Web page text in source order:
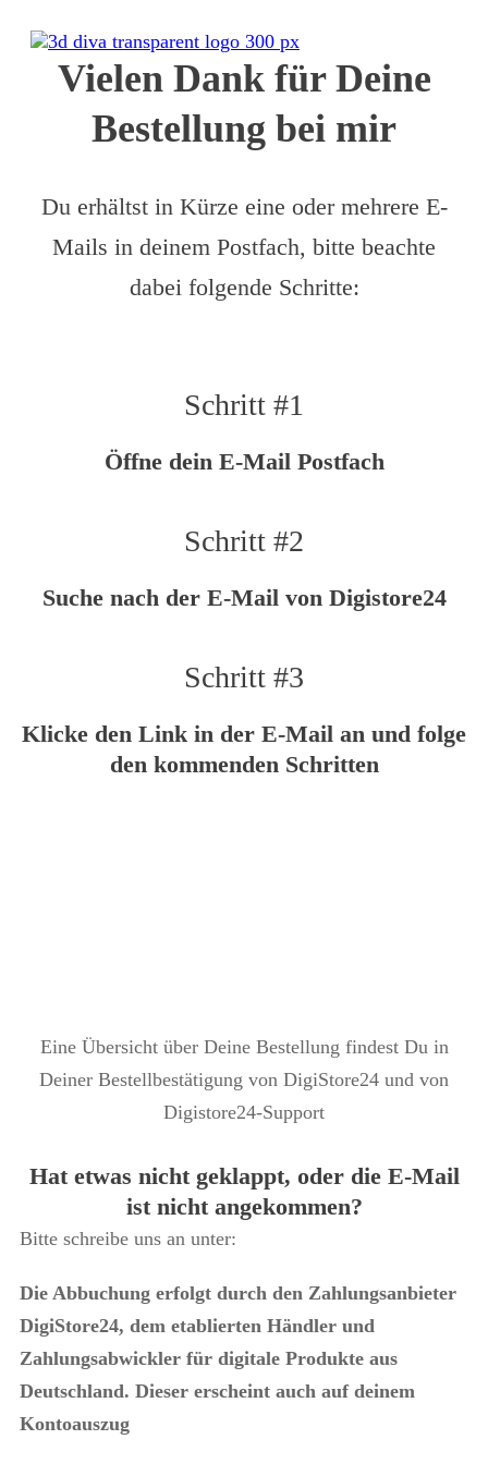
Vielen Dank für Deine
Bestellung bei mir
Du erhältst in Kürze eine oder mehrere E-
Mails in deinem Postfach, bitte beachte
dabei folgende Schritte:
Schritt #1
Öffne dein E-Mail Postfach
Schritt #2
Suche nach der E-Mail von Digistore24
Schritt #3
Klicke den Link in der E-Mail an und folge
den kommenden Schritten
Eine Übersicht über Deine Bestellung findest Du in
Deiner Bestellbestätigung von DigiStore24 und von
Digistore24-Support
Hat etwas nicht geklappt, oder die E-Mail
ist nicht angekommen?
Bitte schreibe uns an unter:
Die Abbuchung erfolgt durch den Zahlungsanbieter
DigiStore24, dem etablierten Händler und
Zahlungsabwickler für digitale Produkte aus
Deutschland. Dieser erscheint auch auf deinem
Kontoauszug